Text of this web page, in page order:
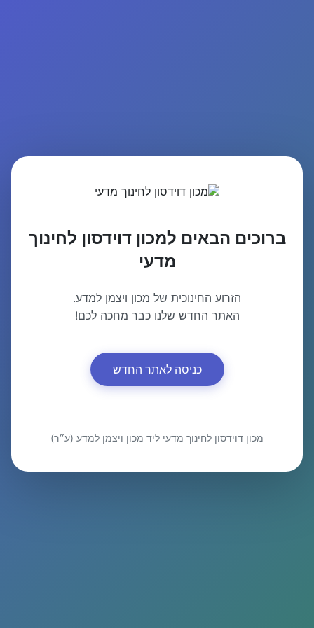
ברוכים הבאים למכון דוידסון לחינוך
מדעי
הזרוע החינוכית של מכון ויצמן למדע.
האתר החדש שלנו כבר מחכה לכם!
כניסה לאתר החדש
מכון דוידסון לחינוך מדעי ליד מכון ויצמן למדע (ע״ר)